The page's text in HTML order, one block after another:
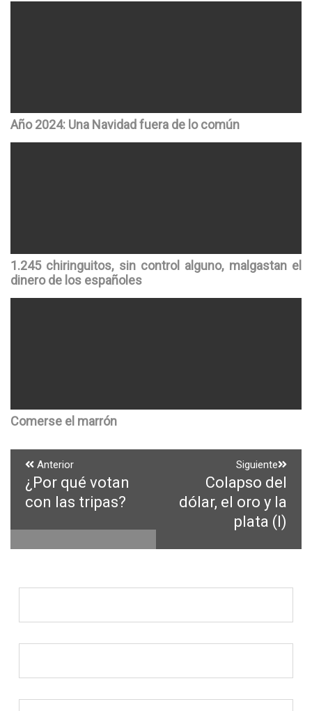
Año 2024: Una Navidad fuera de lo común
1.245 chiringuitos, sin control alguno, malgastan el
dinero de los españoles
Comerse el marrón
Navegación
de
entradas
Anterior
Entrada
anterior:
¿Por qué votan
con las tripas?
Siguiente
siguiente:
Colapso del
dólar, el oro y la
plata (I)